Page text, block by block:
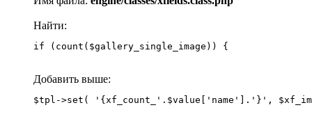
Найти:
if (count($gallery_single_image)) {
Добавить выше: